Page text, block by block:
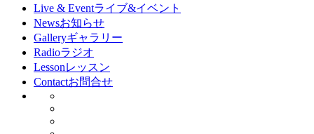
Live & Eventライブ&イベント
Newsお知らせ
Galleryギャラリー
Radioラジオ
Lessonレッスン
Contactお問合せ